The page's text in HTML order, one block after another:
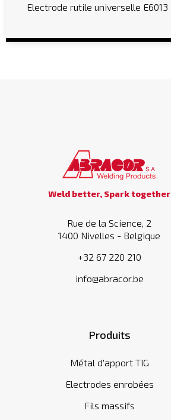
Electrode rutile universelle E6013
Weld better, Spark together
Rue de la Science, 2
1400 Nivelles - Belgique
+32 67 220 210
info@abracor.be
Produits
Métal d'apport TIG
Electrodes enrobées
Fils massifs